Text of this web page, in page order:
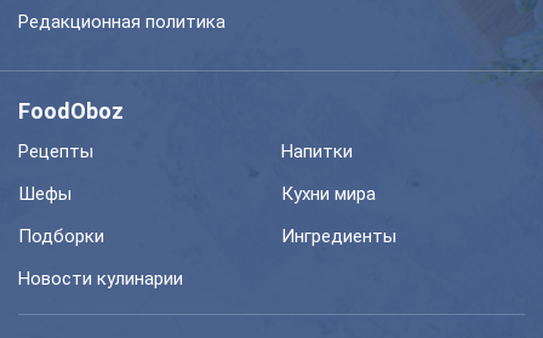
Редакционная политика
FoodOboz
Рецепты
Напитки
Шефы
Кухни мира
Подборки
Ингредиенты
Новости кулинарии